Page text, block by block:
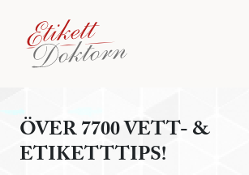
ÖVER 7700 VETT- &
ETIKETTTIPS!